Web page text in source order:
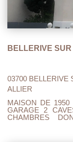
BELLERIVE
03700 BELLERIVE
ALLIER
MAISON DE 1950
GARAGE 2
CHAMBRES